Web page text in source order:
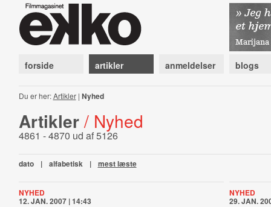
forside artikler anmeldelser blogs
Du er her:Artikler| Nyhed
Artikler / Nyhed
4861 - 4870 ud af 5126
dato | alfabetisk | mest læste
NYHED
12. JAN. 2007 | 14:43
NYHED
29. JAN.